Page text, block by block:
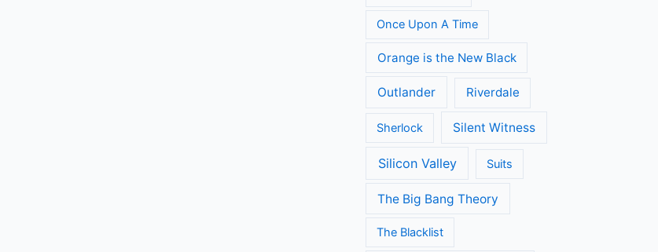
Once Upon A Time
Orange is the New Black
Outlander Riverdale
Sherlock Silent Witness
Silicon Valley Suits
The Big Bang Theory
The Blacklist